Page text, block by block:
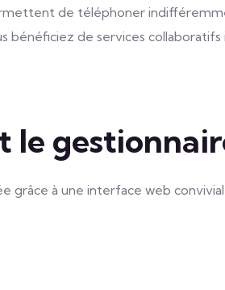
de téléphoner
bénéficiez de services
le
grâce à une interface web